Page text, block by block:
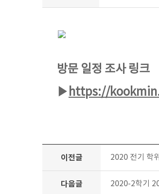
방문 일정 조사 링크
▶https://
이전글 2020 전기 학
다음글 2020-2학기